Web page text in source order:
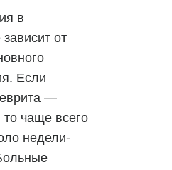
в
от
Если
—
чаще всего
недели-